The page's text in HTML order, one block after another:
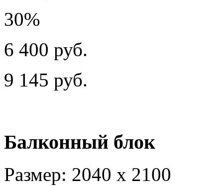
30%
6 400 руб.
9 145 руб.
Балконный блок
Размер: 2040 х 2100